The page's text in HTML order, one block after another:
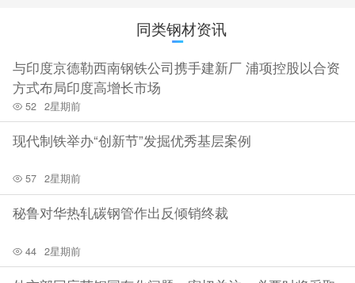
同类钢材资讯
与印度京德勒西南钢铁公司携手建新厂 浦项控股以合资
方式布局印度高增长市场
52 2星期前
现代制铁举办“创新节”发掘优秀基层案例
57 2星期前
秘鲁对华热轧碳钢管作出反倾销终裁
44 2星期前